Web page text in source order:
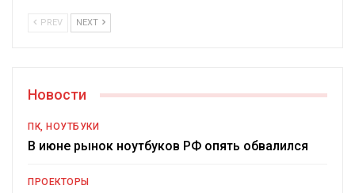
PREV NEXT
Новости
ПК, НОУТБУКИ
В июне рынок ноутбуков РФ опять обвалился
ПРОЕКТОРЫ